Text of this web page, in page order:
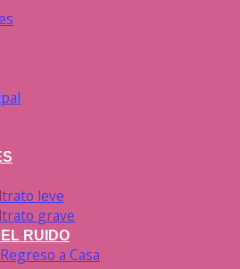
leve
grave
RUIDO
a Casa